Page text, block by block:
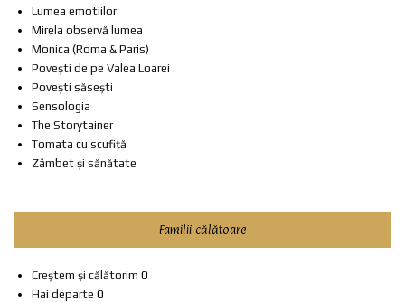
Lumea emotiilor
Mirela observă lumea
Monica (Roma & Paris)
Povești de pe Valea Loarei
Povești săsești
Sensologia
The Storytainer
Tomata cu scufiță
Zâmbet și sănătate
Familii călătoare
Creștem și călătorim 0
Hai departe 0